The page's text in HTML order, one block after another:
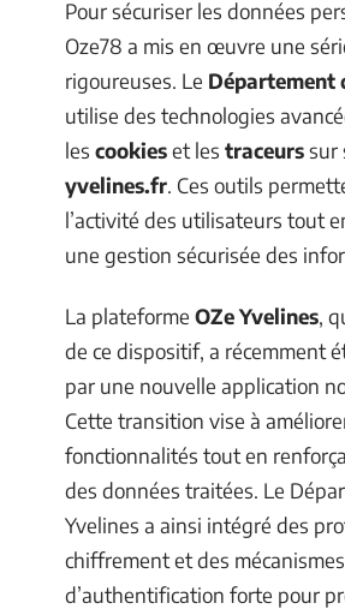
Pour sécuriser les données
Oze78 a mis en œuvre une
rigoureuses. Le Département
utilise des technologies
les cookieset les traceurssur
yvelines.fr. Ces outils
l’activité des utilisateurs tout
une gestion sécurisée des
La plateforme OZe Yvelines,
de ce dispositif, a récemment
par une nouvelle application
Cette transition vise à
fonctionnalités tout en
des données traitées. Le
Yvelines a ainsi intégré des
chiffrement et des mécanismes
d’authentification forte pour